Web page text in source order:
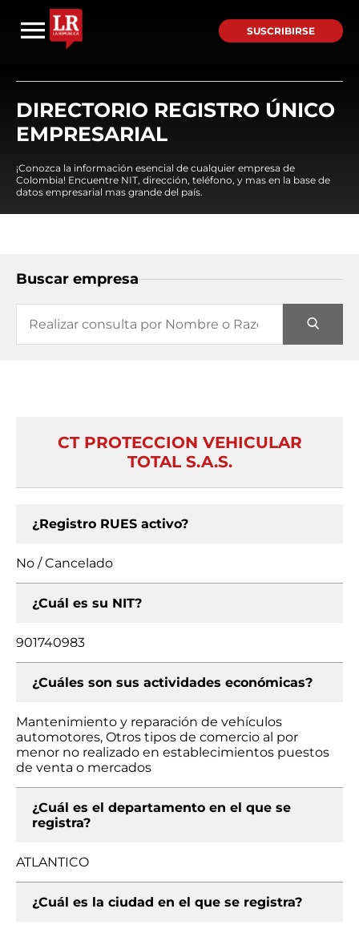
SUSCRIBIRSE
DIRECTORIO REGISTRO ÚNICO
EMPRESARIAL
¡Conozca la información esencial de cualquier empresa de
Colombia! Encuentre NIT, dirección, teléfono, y mas en la base de
datos empresarial mas grande del país.
Buscar empresa
CT PROTECCION VEHICULAR
TOTAL S.A.S.
¿Registro RUES activo?
No / Cancelado
¿Cuál es su NIT?
901740983
¿Cuáles son sus actividades económicas?
Mantenimiento y reparación de vehículos
automotores, Otros tipos de comercio al por
menor no realizado en establecimientos puestos
de venta o mercados
¿Cuál es el departamento en el que se
registra?
ATLANTICO
¿Cuál es la ciudad en el que se registra?